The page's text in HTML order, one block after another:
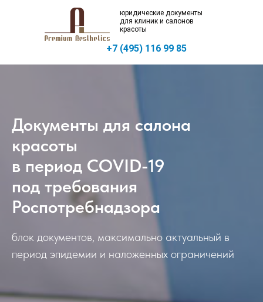
+7 (495) 116 99 85
юридические документы
для клиник и салонов
красоты
Документы для салона
красоты
в период COVID-19
под требования
Роспотребнадзора
блок документов, максимально актуальный в
период эпидемии и наложенных ограничений